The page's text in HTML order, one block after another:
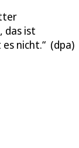
das ist
nicht.“ (dpa)